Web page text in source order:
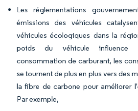
Les réglementations
émissions des véhicules
véhicules écologiques dans la
poids du véhicule influence
consommation de carburant, les
se tournent de plus en plus vers des
la fibre de carbone pour améliorer
Par exemple,